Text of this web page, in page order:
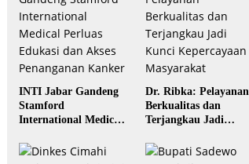
INTI Jabar Gandeng
Stamford
International Medical
Akses Penanganan
Dr. Ribka: Pelayanan
Berkualitas dan
Terjangkau Jadi
Masyarakat